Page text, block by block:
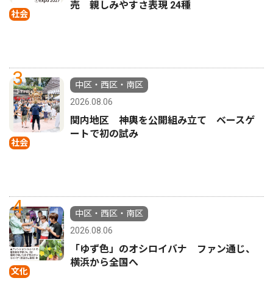
社会
売 親しみやすさ表現 24種
3
社会
中区・西区・南区
2026.08.06
関内地区 神輿を公開組み立て ベースゲ
ートで初の試み
4
文化
中区・西区・南区
2026.08.06
「ゆず色」のオシロイバナ ファン通じ、
横浜から全国へ